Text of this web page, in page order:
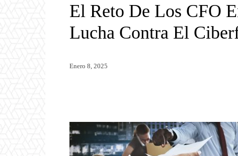
El Reto De Los CFO
Lucha Contra El
Enero 8, 2025